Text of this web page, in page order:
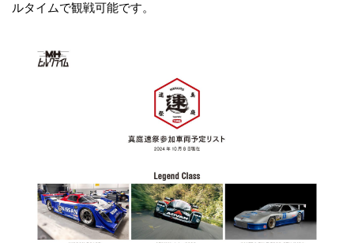
ルタイムで観戦可能です。